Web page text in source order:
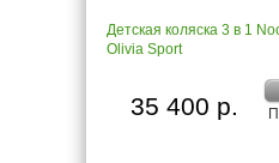
Детская коляска 3 в 1
Olivia Sport
35 400 р.